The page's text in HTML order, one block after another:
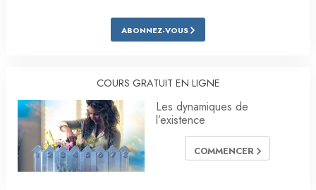
ABONNEZ-VOUS
COURS GRATUIT EN LIGNE
Les dynamiques de
l’existence
COMMENCER